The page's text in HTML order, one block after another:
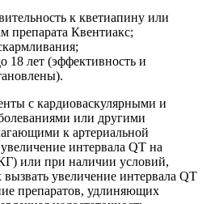
к кветиапину или
препарата Квентиакс;
18 лет (эффективность и
с кардиоваскулярными и
или другими
к артериальной
интервала QT на
или при наличии условий,
увеличение интервала QT
препаратов, удлиняющих